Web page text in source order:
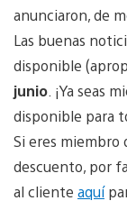
anunciaron, de
Las buenas
disponible
junio . ¡Ya seas
disponible para
Si eres miembro
descuento, por
al cliente aquí